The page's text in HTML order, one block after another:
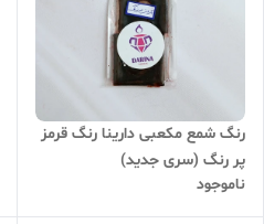
رنگ شمع مکعبی دارینا رنگ قرمز
پر رنگ (سری جدید)
ناموجود